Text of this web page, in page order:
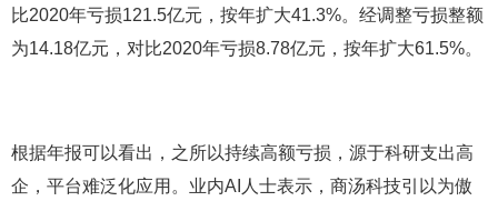
比2020年亏损121.5亿元，按年扩大41.3%。经调整亏损整额
为14.18亿元，对比2020年亏损8.78亿元，按年扩大61.5%。
根据年报可以看出，之所以持续高额亏损，源于科研支出高
企，平台难泛化应用。业内AI人士表示，商汤科技引以为傲